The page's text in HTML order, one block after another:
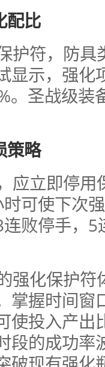
配比
护符，防
显示，强化
。圣战级装
策略
应立即停用
可使下次
败停手，
强化保护
掌握时间窗
使投入产出
段的成功率